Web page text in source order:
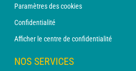
Paramètres des cookies
Confidentialité
Afficher le centre de confidentialité
NOS SERVICES